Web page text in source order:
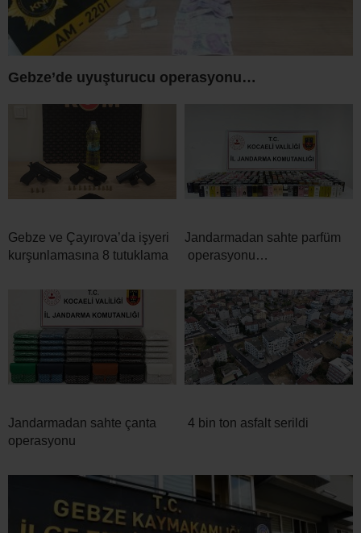
Gebze’de uyuşturucu operasyonu…
Gebze ve Çayırova’da işyeri
kurşunlamasına 8 tutuklama
Jandarmadan sahte parfüm
operasyonu…
Jandarmadan sahte çanta
operasyonu
4 bin ton asfalt serildi